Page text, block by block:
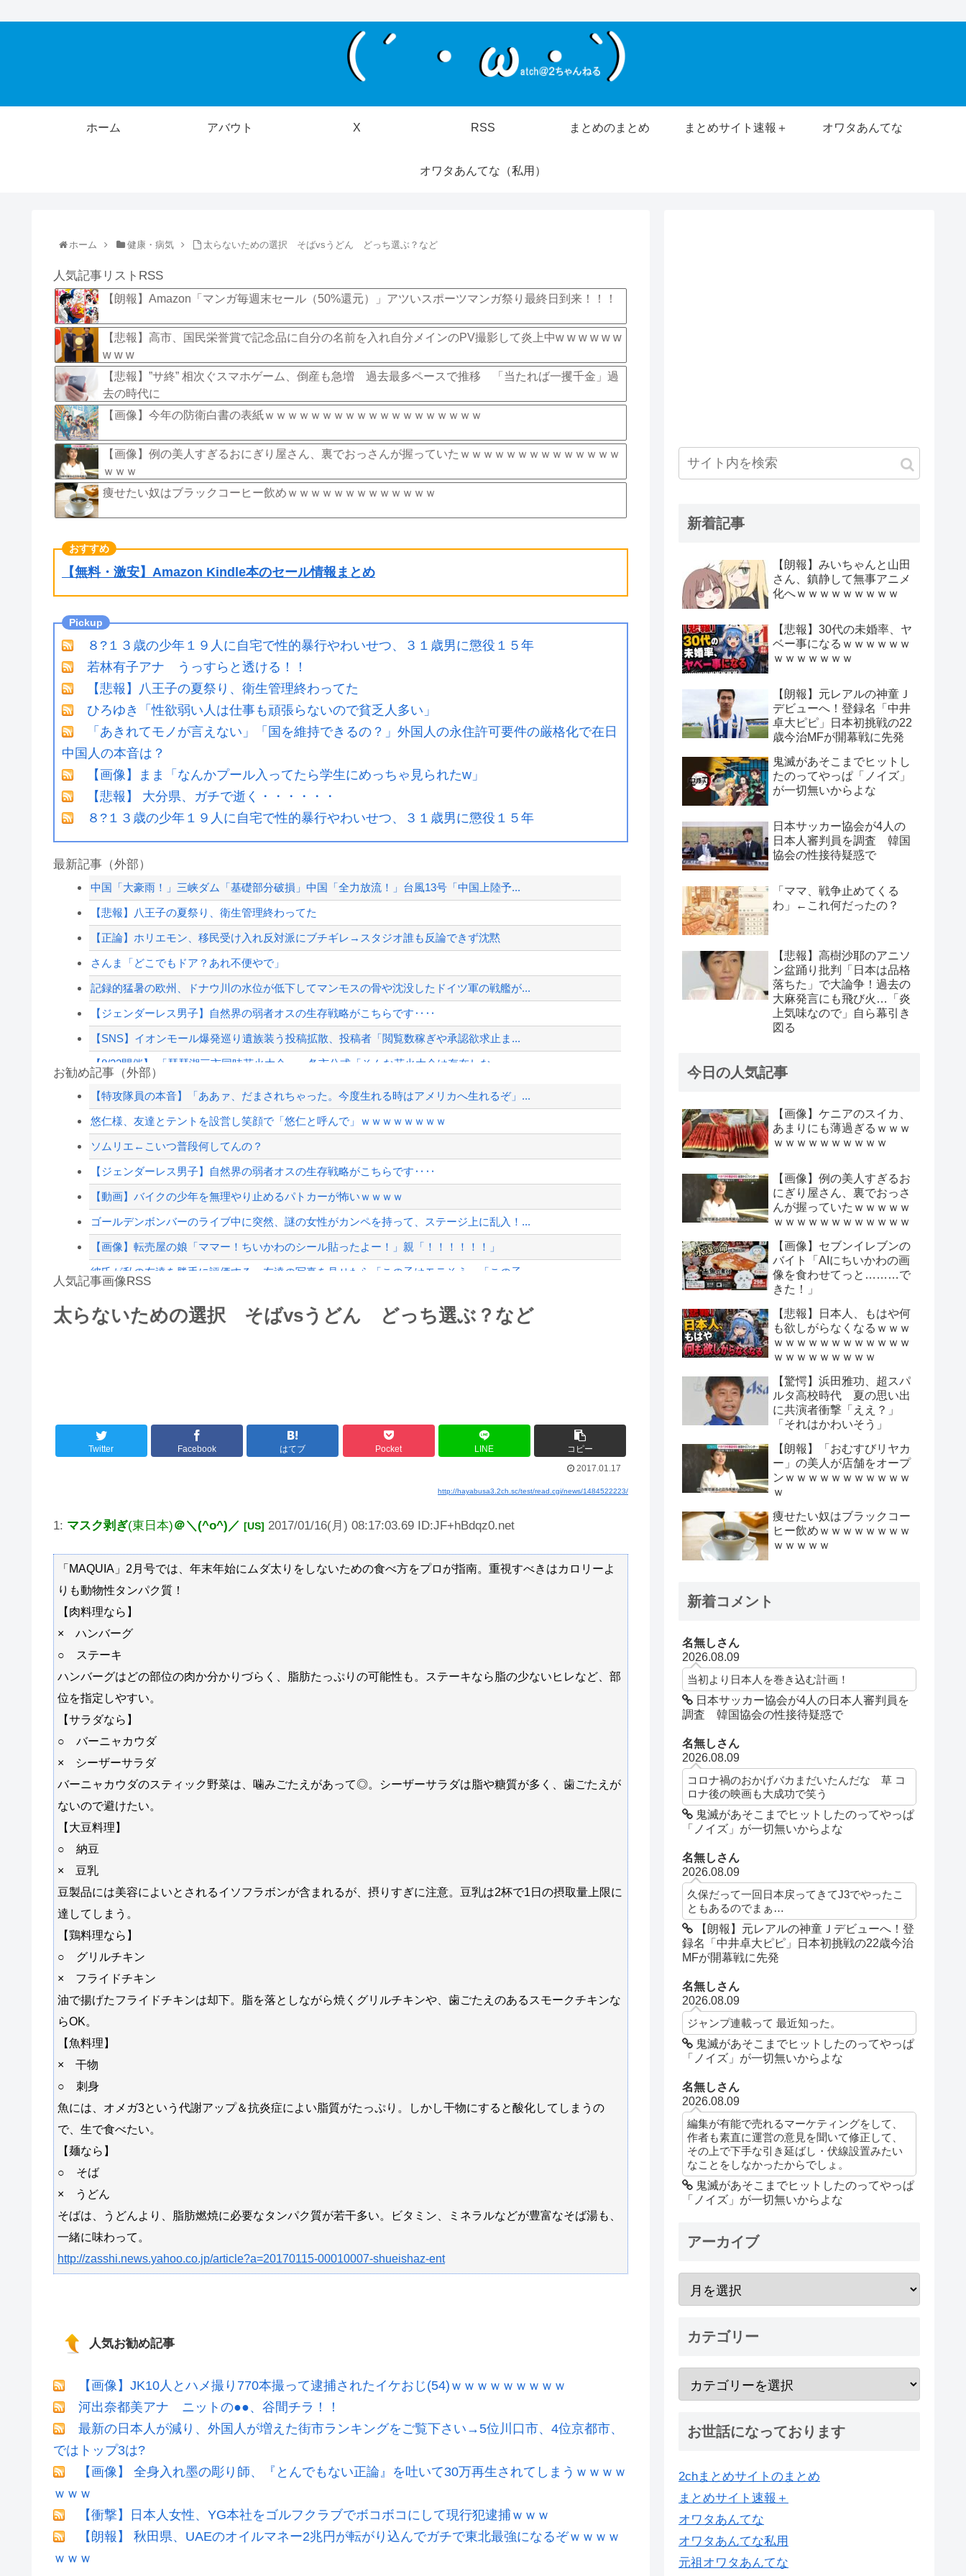
ホーム アバウト X RSS まとめのまとめ まとめサイト速報＋ オワタあんてな
オワタあんてな（私用）
ホーム 健康・病気 太らないための選択 そばvsうどん どっち選ぶ？など
人気記事リストRSS
【朗報】Amazon「マンガ毎週末セール（50%還元）」アツいスポーツマンガ祭り最終日到来！！！
【悲報】高市、国民栄誉賞で記念品に自分の名前を入れ自分メインのPV撮影して炎上中w w w w w w
w w w
【悲報】”サ終” 相次ぐスマホゲーム、倒産も急増 過去最多ペースで推移 「当たれば一攫千金」過
去の時代に
【画像】今年の防衛白書の表紙ｗｗｗｗｗｗｗｗｗｗｗｗｗｗｗｗｗｗｗ
【画像】例の美人すぎるおにぎり屋さん、裏でおっさんが握っていたｗｗｗｗｗｗｗｗｗｗｗｗｗｗ
ｗｗｗ
痩せたい奴はブラックコーヒー飲めｗｗｗｗｗｗｗｗｗｗｗｗｗ
【無料・激安】Amazon Kindle本のセール情報まとめ
８?１３歳の少年１９人に自宅で性的暴行やわいせつ、３１歳男に懲役１５年
若林有子アナ うっすらと透ける！！
【悲報】八王子の夏祭り、衛生管理終わってた
ひろゆき「性欲弱い人は仕事も頑張らないので貧乏人多い」
「あきれてモノが言えない」「国を維持できるの？」外国人の永住許可要件の厳格化で在日
中国人の本音は？
【画像】まま「なんかプール入ってたら学生にめっちゃ見られたw」
【悲報】 大分県、ガチで逝く・・・・・・
８?１３歳の少年１９人に自宅で性的暴行やわいせつ、３１歳男に懲役１５年
最新記事（外部）
中国「大豪雨！」三峡ダム「基礎部分破損」中国「全力放流！」台風13号「中国上陸予...
【悲報】八王子の夏祭り、衛生管理終わってた
【正論】ホリエモン、移民受け入れ反対派にブチギレ→スタジオ誰も反論できず沈黙
さんま「どこでもドア？あれ不便やで」
記録的猛暑の欧州、ドナウ川の水位が低下してマンモスの骨や沈没したドイツ軍の戦艦が...
【ジェンダーレス男子】自然界の弱者オスの生存戦略がこちらです‥‥
【SNS】イオンモール爆発巡り遺族装う投稿拡散、投稿者「閲覧数稼ぎや承認欲求止ま...
【8/22開催】 「琵琶湖三市同時花火大会」、各市公式「そんな花火大会は存在しな...
【衝撃】WEST.重岡大毅＆濵田崇裕が同時結婚、重岡は第1子誕生も発表
なぜフランス人はこれほど日本が好きなのか？…中国ネット「中国と北朝鮮を除いて日本...
熊本避難所で大工が手伝おうとしたら「勝手な事するな」と行政側に止められた！との証...
「アニソン盆祭りで日本の品格が落ちた」と酷評した元女優、「あんたが品格を語るのか...
【配信者】「金バエ」のSNS更新が1週間途絶え、様々な憶測が飛び交う。1週間ぶり...
【緊急速報】NYで警官が黒人男性の首を絞め、暴動第二波不可避へ
お勧め記事（外部）
【特攻隊員の本音】「ああァ、だまされちゃった。今度生れる時はアメリカへ生れるぞ」...
悠仁様、友達とテントを設営し笑顔で「悠仁と呼んで」ｗｗｗｗｗｗｗｗ
ソムリエ←こいつ普段何してんの？
【ジェンダーレス男子】自然界の弱者オスの生存戦略がこちらです‥‥
【動画】バイクの少年を無理やり止めるパトカーが怖いｗｗｗｗ
ゴールデンボンバーのライブ中に突然、謎の女性がカンペを持って、ステージ上に乱入！...
【画像】転売屋の娘「ママー！ちいかわのシール貼ったよー！」親「！！！！！！」
彼氏が私の友達を勝手に評価する。友達の写真を見せたら「この子はモテそう」「この子...
大男「1回戦の相手はこのｶﾞｷか？楽勝だな」少年剣士「…ふんっ、あまり調子に乗ら...
海外「おめでとうタキ！」リヴァプール南野がバースデーゴール！！
人気記事画像RSS
太らないための選択 そばvsうどん どっち選ぶ？など
Twitter Facebook はてブ Pocket LINE
コピー
2017.01.17
http://hayabusa3.2ch.sc/test/read.cgi/news/1484522223/
1: マスク剥ぎ(東日本)＠＼(^o^)／ [US] 2017/01/16(月) 08:17:03.69 ID:JF+hBdqz0.net
「MAQUIA」2月号では、年末年始にムダ太りをしないための食べ方をプロが指南。重視すべきはカロリーよ
りも動物性タンパク質！
【肉料理なら】
× ハンバーグ
○ ステーキ
ハンバーグはどの部位の肉か分かりづらく、脂肪たっぷりの可能性も。ステーキなら脂の少ないヒレなど、部
位を指定しやすい。
【サラダなら】
○ バーニャカウダ
× シーザーサラダ
バーニャカウダのスティック野菜は、噛みごたえがあって◎。シーザーサラダは脂や糖質が多く、歯ごたえが
ないので避けたい。
【大豆料理】
○ 納豆
× 豆乳
豆製品には美容によいとされるイソフラボンが含まれるが、摂りすぎに注意。豆乳は2杯で1日の摂取量上限に
達してしまう。
【鶏料理なら】
○ グリルチキン
× フライドチキン
油で揚げたフライドチキンは却下。脂を落としながら焼くグリルチキンや、歯ごたえのあるスモークチキンな
らOK。
【魚料理】
× 干物
○ 刺身
魚には、オメガ3という代謝アップ＆抗炎症によい脂質がたっぷり。しかし干物にすると酸化してしまうの
で、生で食べたい。
【麺なら】
○ そば
× うどん
そばは、うどんより、脂肪燃焼に必要なタンパク質が若干多い。ビタミン、ミネラルなどが豊富なそば湯も、
一緒に味わって。
http://zasshi.news.yahoo.co.jp/article?a=20170115-00010007-shueishaz-ent
人気お勧め記事
【画像】JK10人とハメ撮り770本撮って逮捕されたイケおじ(54)ｗｗｗｗｗｗｗｗｗ
河出奈都美アナ ニットの●●、谷間チラ！！
最新の日本人が減り、外国人が増えた街市ランキングをご覧下さい→5位川口市、4位京都市、
ではトップ3は?
【画像】 全身入れ墨の彫り師、『とんでもない正論』を吐いて30万再生されてしまうｗｗｗｗ
ｗｗｗ
【衝撃】日本人女性、YG本社をゴルフクラブでボコボコにして現行犯逮捕ｗｗｗ
【朗報】 秋田県、UAEのオイルマネー2兆円が転がり込んでガチで東北最強になるぞｗｗｗｗ
ｗｗｗ
新着記事
【朗報】みいちゃんと山田
さん、鎮静して無事アニメ
化へｗｗｗｗｗｗｗｗｗ
【悲報】30代の未婚率、ヤ
ベー事になるｗｗｗｗｗｗ
ｗｗｗｗｗｗｗ
【朗報】元レアルの神童Ｊ
デビューへ！登録名「中井
卓大ピピ」日本初挑戦の22
歳今治MFが開幕戦に先発
鬼滅があそこまでヒットし
たのってやっぱ「ノイズ」
が一切無いからよな
日本サッカー協会が4人の
日本人審判員を調査 韓国
協会の性接待疑惑で
「ママ、戦争止めてくる
わ」←これ何だったの？
【悲報】高樹沙耶のアニソ
ン盆踊り批判「日本は品格
落ちた」で大論争！過去の
大麻発言にも飛び火…「炎
上気味なので」自ら幕引き
図る
今日の人気記事
【画像】ケニアのスイカ、
あまりにも薄過ぎるｗｗｗ
ｗｗｗｗｗｗｗｗｗｗ
【画像】例の美人すぎるお
にぎり屋さん、裏でおっさ
んが握っていたｗｗｗｗｗ
ｗｗｗｗｗｗｗｗｗｗｗｗ
【画像】セブンイレブンの
バイト「AIにちいかわの画
像を食わせてっと………で
きた！」
【悲報】日本人、もはや何
も欲しがらなくなるｗｗｗ
ｗｗｗｗｗｗｗｗｗｗｗｗ
ｗｗｗｗｗｗｗｗｗ
【驚愕】浜田雅功、超スパ
ルタ高校時代 夏の思い出
に共演者衝撃「ええ？」
「それはかわいそう」
【朗報】「おむすびリヤカ
ー」の美人が店舗をオープ
ンｗｗｗｗｗｗｗｗｗｗｗ
ｗ
痩せたい奴はブラックコー
ヒー飲めｗｗｗｗｗｗｗｗ
ｗｗｗｗｗ
新着コメント
名無しさん
2026.08.09
当初より日本人を巻き込む計画！
日本サッカー協会が4人の日本人審判員を
調査 韓国協会の性接待疑惑で
名無しさん
2026.08.09
コロナ禍のおかげバカまだいたんだな 草 コ
ロナ後の映画も大成功で笑う
鬼滅があそこまでヒットしたのってやっぱ
「ノイズ」が一切無いからよな
名無しさん
2026.08.09
久保だって一回日本戻ってきてJ3でやったこ
ともあるのでまぁ…
【朗報】元レアルの神童Ｊデビューへ！登
録名「中井卓大ピピ」日本初挑戦の22歳今治
MFが開幕戦に先発
名無しさん
2026.08.09
ジャンプ連載って 最近知った。
鬼滅があそこまでヒットしたのってやっぱ
「ノイズ」が一切無いからよな
名無しさん
2026.08.09
編集が有能で売れるマーケティングをして、
作者も素直に運営の意見を聞いて修正して、
その上で下手な引き延ばし・伏線設置みたい
なことをしなかったからでしょ。
鬼滅があそこまでヒットしたのってやっぱ
「ノイズ」が一切無いからよな
アーカイブ
カテゴリー
お世話になっております
2chまとめサイトのまとめ
まとめサイト速報＋
オワタあんてな
オワタあんてな私用
元祖オワタあんてな